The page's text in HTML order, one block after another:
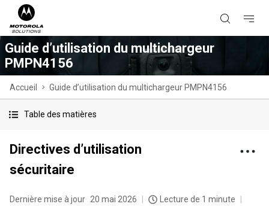
Guide d’utilisation du multichargeur
PMPN4156
Accueil Guide d’utilisation du multichargeur PMPN4156
Table des matières
Directives d’utilisation
sécuritaire
Dernière mise à jour 20 mai 2026
Lecture de 1 minute